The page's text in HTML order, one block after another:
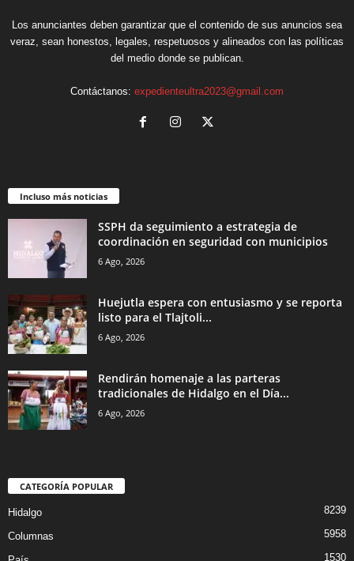
Los anunciantes deben garantizar que el contenido de sus anuncios sea
veraz, sean honestos, legales, respetuosos y alineados con las políticas
del medio donde se publican.
Contáctanos: expedienteultra2023@gmail.com
Incluso más noticias
SSPH da seguimiento a estrategia de
coordinación en seguridad con municipios
6 Ago, 2026
Huejutla espera con entusiasmo y se reporta
listo para el Tlajtoli...
6 Ago, 2026
Rendirán homenaje a las parteras
tradicionales de Hidalgo en el Día...
6 Ago, 2026
CATEGORÍA POPULAR
Hidalgo 8239
Columnas 5958
1530